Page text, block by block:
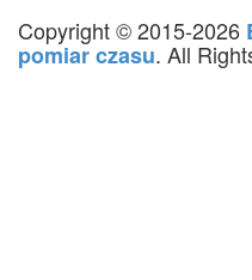
Copyright © 2015-2026
pomiar czasu. All